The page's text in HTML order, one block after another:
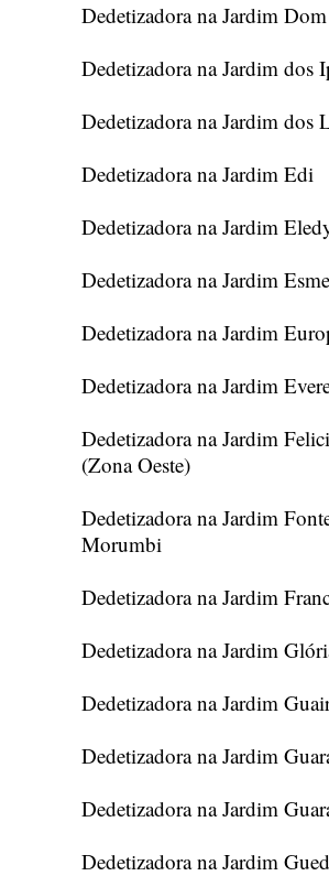
Dedetizadora na Jardim
Dedetizadora na Jardim dos
Dedetizadora na Jardim dos
Dedetizadora na Jardim Edi
Dedetizadora na Jardim
Dedetizadora na Jardim
Dedetizadora na Jardim
Dedetizadora na Jardim
Dedetizadora na Jardim
(Zona Oeste)
Dedetizadora na Jardim
Morumbi
Dedetizadora na Jardim
Dedetizadora na Jardim
Dedetizadora na Jardim
Dedetizadora na Jardim
Dedetizadora na Jardim
Dedetizadora na Jardim